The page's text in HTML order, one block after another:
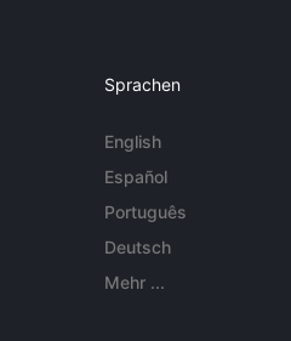
Sprachen
English
Español
Português
Deutsch
Mehr ...